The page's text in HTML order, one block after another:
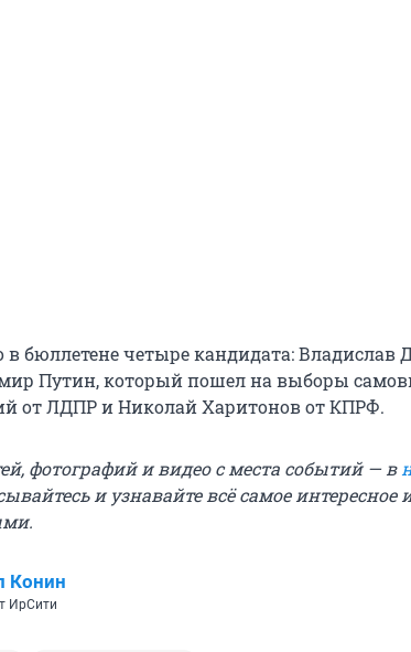
бюллетене четыре кандидата: Владислав
Путин, который пошел на выборы
от ЛДПР и Николай Харитонов от КПРФ.
фотографий и видео с места событий — в
и узнавайте всё самое
Конин
ИрСити